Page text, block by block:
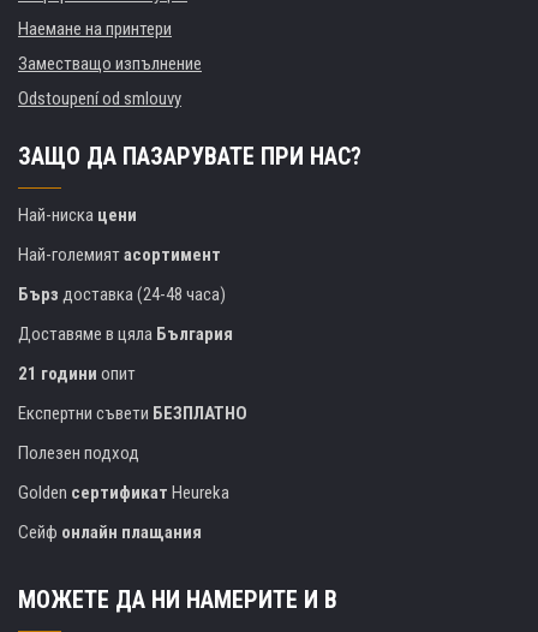
Наемане на принтери
Заместващо изпълнение
Odstoupení od smlouvy
ЗАЩО ДА ПАЗАРУВАТЕ ПРИ НАС?
Най-ниска цени
Най-големиятасортимент
Бърз доставка (24-48 часа)
Доставяме в цяла България
21 години опит
Експертни съвети БЕЗПЛАТНО
Полезен подход
Golden сертификат Heureka
Сейф онлайн плащания
МОЖЕТЕ ДА НИ НАМЕРИТЕ И В